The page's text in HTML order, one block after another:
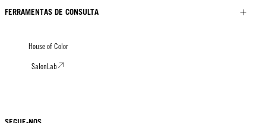
FERRAMENTAS DE CONSULTA
House of Color
SalonLab